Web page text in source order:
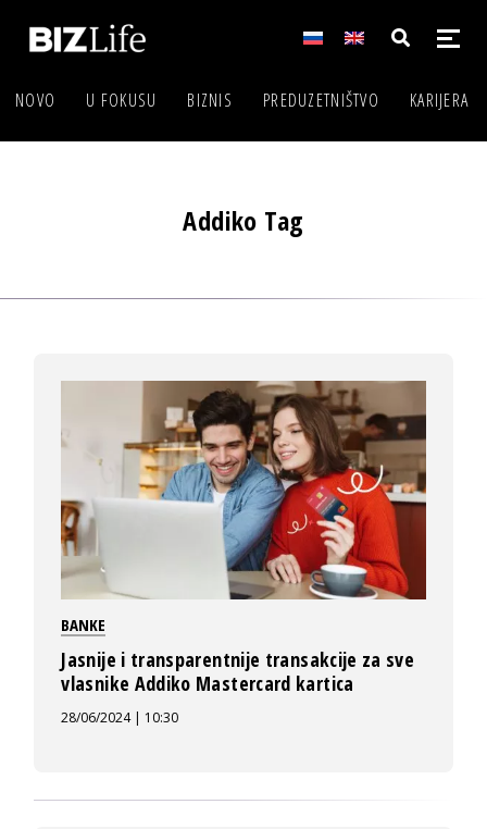
NOVO U FOKUSU BIZNIS PREDUZETNIŠTVO KARIJERA
Addiko Tag
BANKE
Jasnije i transparentnije transakcije za sve
vlasnike Addiko Mastercard kartica
28/06/2024 | 10:30